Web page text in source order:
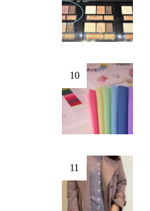
10
11